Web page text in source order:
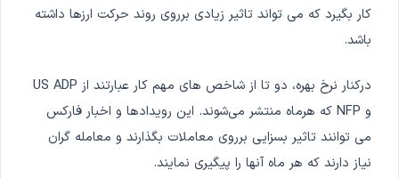
کار بگیرد که می تواند تاثیر زیادی برروی روند حرکت ارزها داشته
باشد.
درکنار نرخ بهره، دو تا از شاخص های مهم کار عبارتند از US ADP
و NFP که هرماه منتشر می‌شوند. این رویدادها و اخبار فارکس
می توانند تاثیر بسزایی برروی معاملات بگذارند و معامله گران
نیاز دارند که هر ماه آنها را پیگیری نمایند.